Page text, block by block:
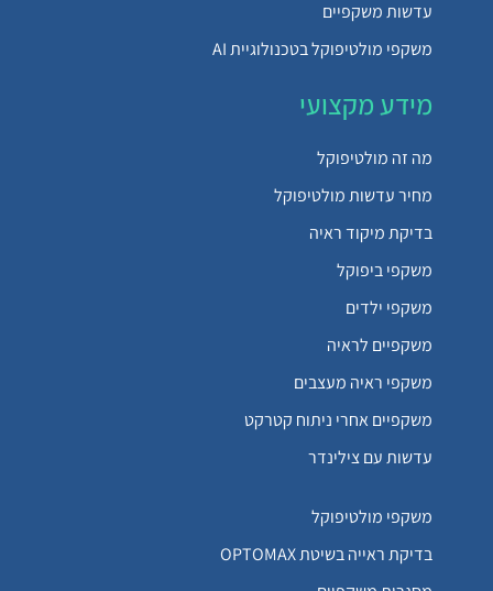
עדשות משקפיים
משקפי מולטיפוקל בטכנולוגיית AI
מידע מקצועי
מה זה מולטיפוקל
מחיר עדשות מולטיפוקל
בדיקת מיקוד ראיה
משקפי ביפוקל
משקפי ילדים
משקפיים לראיה
משקפי ראיה מעצבים
משקפיים אחרי ניתוח קטרקט
עדשות עם צילינדר
משקפי מולטיפוקל
בדיקת ראייה בשיטת OPTOMAX